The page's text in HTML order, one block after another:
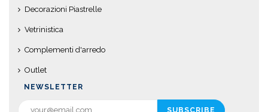
Decorazioni Piastrelle
Vetrinistica
Complementi d'arredo
Outlet
NEWSLETTER